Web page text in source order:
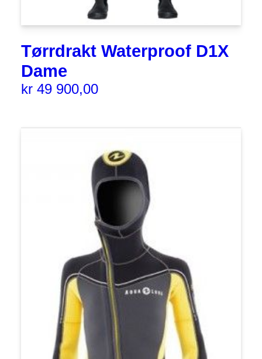
Tørrdrakt Waterproof D1X
Dame
kr 49 900,00